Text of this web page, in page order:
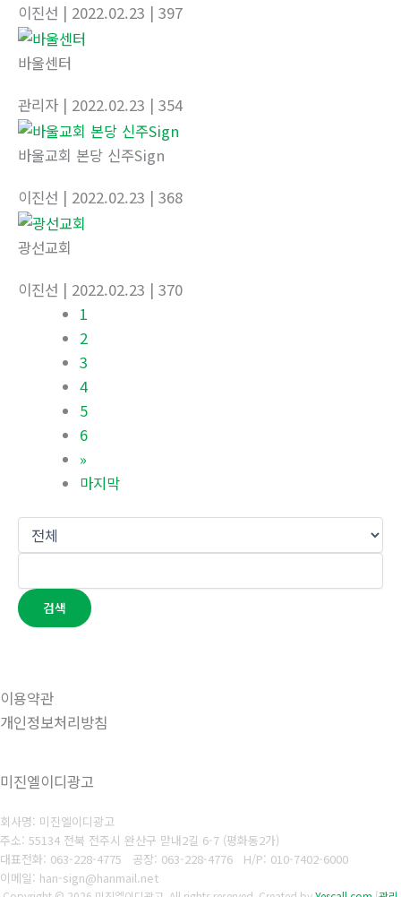
이진선 | 2022.02.23 | 397
바울센터
관리자 | 2022.02.23 | 354
바울교회 본당 신주Sign
이진선 | 2022.02.23 | 368
광선교회
이진선 | 2022.02.23 | 370
1
2
3
4
5
6
»
마지막
검색
이용약관
개인정보처리방침
미진엘이디광고
회사명: 미진엘이디광고
주소: 55134 전북 전주시 완산구 맏내2길 6-7 (평화동2가)
대표전화: 063-228-4775
공장: 063-228-4776
H/P: 010-7402-6000
이메일: han-sign@hanmail.net